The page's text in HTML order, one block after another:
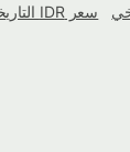
سعر IDR التاريخي